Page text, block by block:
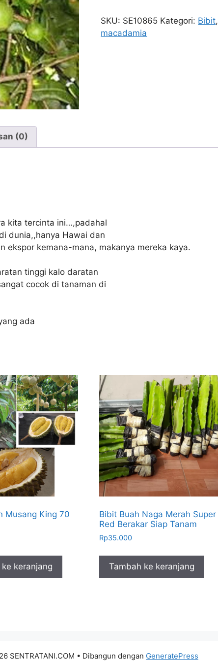
Macadamia
SKU: SE10865 Kategori: Bibit,
macadamia
(0)
kita tercinta ini…,padahal
dunia,,hanya Hawai dan
ekspor kemana-mana, makanya mereka kaya.
tinggi kalo daratan
cocok di tanaman di
ada
Musang King 70
keranjang
Bibit Buah Naga Merah Super
Red Berakar Siap Tanam
Rp35.000
Tambah ke keranjang
SENTRATANI.COM • Dibangun dengan GeneratePress